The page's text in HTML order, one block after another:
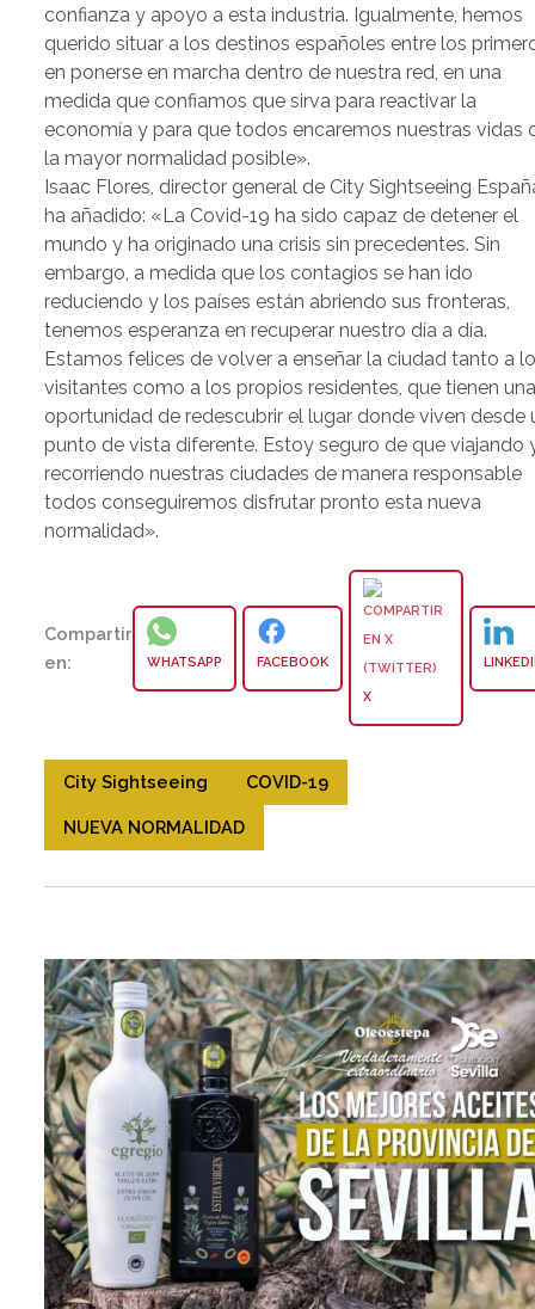
confianza y apoyo a esta industria. Igualmente, hemos
querido situar a los destinos españoles entre los
en ponerse en marcha dentro de nuestra red, en una
medida que confiamos que sirva para reactivar la
economía y para que todos encaremos nuestras vidas
la mayor normalidad posible».
Isaac Flores, director general de City Sightseeing
ha añadido: «La Covid-19 ha sido capaz de detener el
mundo y ha originado una crisis sin precedentes. Sin
embargo, a medida que los contagios se han ido
reduciendo y los países están abriendo sus fronteras,
tenemos esperanza en recuperar nuestro día a día.
Estamos felices de volver a enseñar la ciudad tanto a
visitantes como a los propios residentes, que tienen
oportunidad de redescubrir el lugar donde viven desde
punto de vista diferente. Estoy seguro de que viajando
recorriendo nuestras ciudades de manera responsable
todos conseguiremos disfrutar pronto esta nueva
normalidad».
Compartir
en:
WHATSAPP FACEBOOK
X
City Sightseeing COVID-19
NUEVA NORMALIDAD